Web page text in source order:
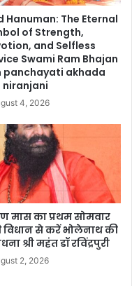
Hanuman: The Eternal
of Strength,
and Selfless
Swami Ram Bhajan
panchayati akhada
niranjani
4, 2026
मास का प्रथम सोमवार
विधान से करें भोलेनाथ की
श्री महंत डॉ रविंद्रपुरी
2, 2026